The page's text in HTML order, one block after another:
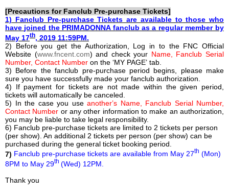
[Precautions for Fanclub Pre-purchase Tickets]
1) Fanclub Pre-purchase Tickets are available to those who
have joined the PRIMADONNA fanclub as a regular member by
May 17th, 2019 11:59PM.
2) Before you get the Authorization, Log in to the FNC Official
Website (www.fncent.com) and check your Name, Fanclub Serial
Number, Contact Number on the ‘MY PAGE’ tab.
3) Before the fanclub pre-purchase period begins, please make
sure you have successfully made your fanclub authorization.
4) If payment for tickets are not made within the given period,
tickets will automatically be canceled.
5) In the case you use another’s Name, Fanclub Serial Number,
Contact Number or any other information to make an authorization,
you may be liable to take legal responsibility.
6) Fanclub pre-purchase tickets are limited to 2 tickets per person
(per show). An additional 2 tickets per person (per show) can be
purchased during the general ticket booking period.
7) Fanclub pre-purchase tickets are available from May 27th (Mon)
8PM to May 29th (Wed) 12PM.
Thank you